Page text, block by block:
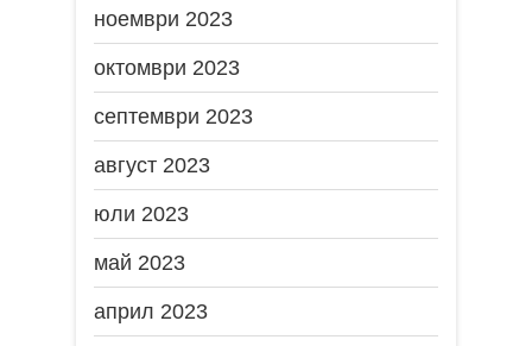
ноември 2023
октомври 2023
септември 2023
август 2023
юли 2023
май 2023
април 2023